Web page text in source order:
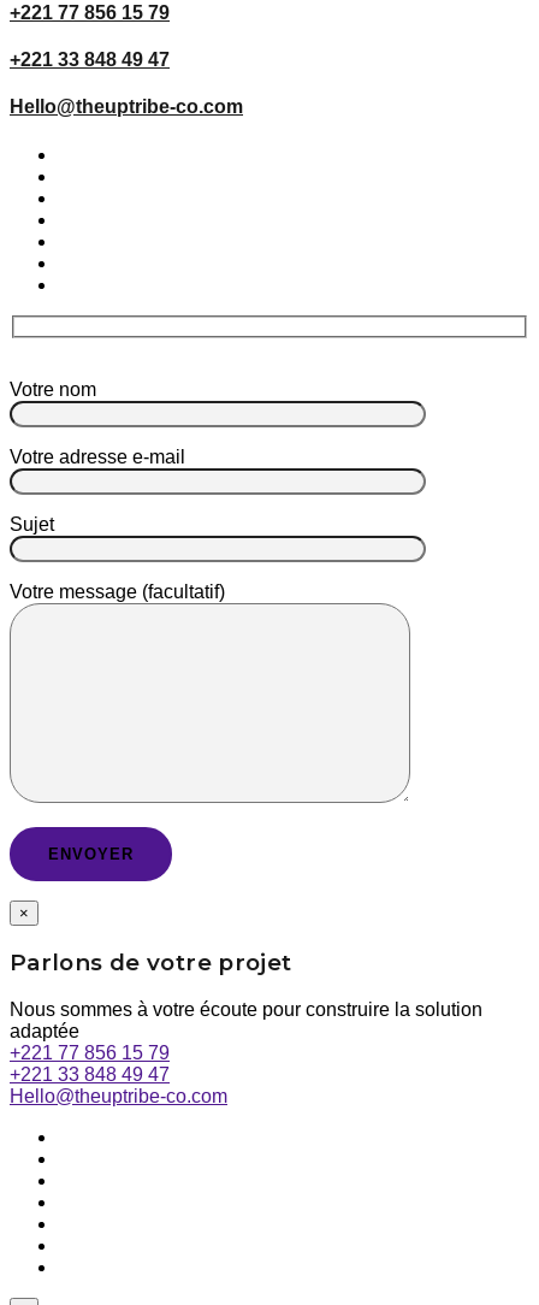
+221 77 856 15 79
+221 33 848 49 47
Hello@theuptribe-co.com
Votre nom
Votre adresse e-mail
Sujet
Votre message (facultatif)
×
Parlons de votre projet
Nous sommes à votre écoute pour construire la solution
adaptée
+221 77 856 15 79
+221 33 848 49 47
Hello@theuptribe-co.com